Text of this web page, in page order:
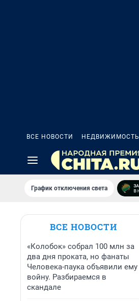
ВСЕ НОВОСТИ НЕДВИЖИМОСТЬ
График отключения света
ВСЕ НОВОСТИ
«Колобок» собрал 100 млн за
два дня проката, но фанаты
Человека-паука объявили ему
войну. Разбираемся в
скандале